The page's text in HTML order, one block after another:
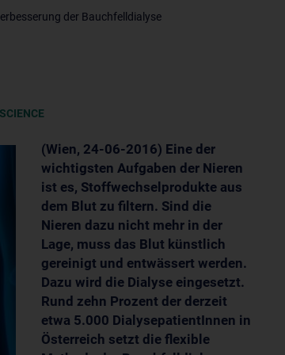
der Bauchfelldialyse
(Wien, 24-06-2016) Eine der
wichtigsten Aufgaben der Nieren
ist es, Stoffwechselprodukte aus
dem Blut zu filtern. Sind die
Nieren dazu nicht mehr in der
Lage, muss das Blut künstlich
gereinigt und entwässert werden.
Dazu wird die Dialyse eingesetzt.
Rund zehn Prozent der derzeit
etwa 5.000 DialysepatientInnen in
Österreich setzt die flexible